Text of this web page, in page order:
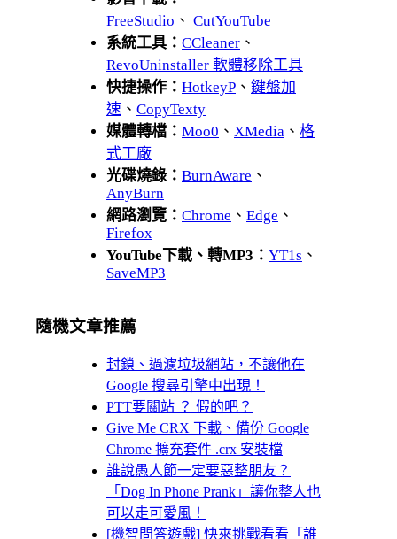
FreeStudio 、 CutYouTube
系統工具： CCleaner 、
RevoUninstaller 軟體移除工具
快捷操作： HotkeyP 、 鍵盤加
速 、 CopyTexty
媒體轉檔： Moo0 、 XMedia 、 格
式工廠
光碟燒錄： BurnAware 、
AnyBurn
網路瀏覽： Chrome 、 Edge 、
Firefox
YouTube下載、轉MP3： YT1s 、
SaveMP3
隨機文章推薦
封鎖、過濾垃圾網站，不讓他在
Google 搜尋引擎中出現！
PTT要關站 ？ 假的吧？
Give Me CRX 下載、備份 Google
Chrome 擴充套件 .crx 安裝檔
誰說愚人節一定要惡整朋友？
「Dog In Phone Prank」讓你整人也
可以走可愛風！
[機智問答遊戲] 快來挑戰看看「誰